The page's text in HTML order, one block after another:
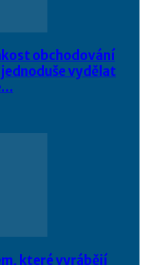
obchodování
jednoduše vydělat
které vyrábějí